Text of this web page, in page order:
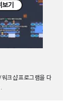
보기
크샵 프로그램을 다